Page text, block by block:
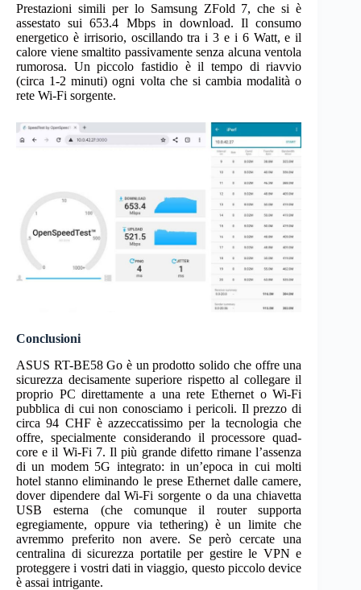
Prestazioni simili per lo Samsung ZFold 7, che si è
assestato sui 653.4 Mbps in download. Il consumo
energetico è irrisorio, oscillando tra i 3 e i 6 Watt, e il
calore viene smaltito passivamente senza alcuna ventola
rumorosa. Un piccolo fastidio è il tempo di riavvio
(circa 1-2 minuti) ogni volta che si cambia modalità o
rete Wi-Fi sorgente.
Conclusioni
ASUS RT-BE58 Go è un prodotto solido che offre una
sicurezza decisamente superiore rispetto al collegare il
proprio PC direttamente a una rete Ethernet o Wi-Fi
pubblica di cui non conosciamo i pericoli. Il prezzo di
circa 94 CHF è azzeccatissimo per la tecnologia che
offre, specialmente considerando il processore quad-
core e il Wi-Fi 7. Il più grande difetto rimane l’assenza
di un modem 5G integrato: in un’epoca in cui molti
hotel stanno eliminando le prese Ethernet dalle camere,
dover dipendere dal Wi-Fi sorgente o da una chiavetta
USB esterna (che comunque il router supporta
egregiamente, oppure via tethering) è un limite che
avremmo preferito non avere. Se però cercate una
centralina di sicurezza portatile per gestire le VPN e
proteggere i vostri dati in viaggio, questo piccolo device
è assai intrigante.